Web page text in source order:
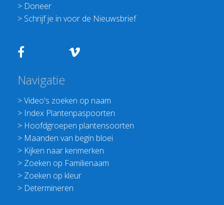
> Doneer
> Schrijf je in voor de Nieuwsbrief
Navigatie
>Video's zoeken op naam
> Index Plantenpaspoorten
> Hoofdgroepen plantensoorten
> Maanden van begin bloei
> Kijken naar kenmerken
> Zoeken op Familienaam
> Zoeken op kleur
> Determineren